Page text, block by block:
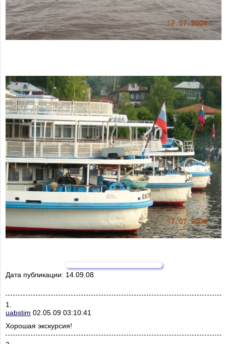
Дата публикации: 14.09.08
1.
uabstim 02.05.09 03:10:41
Хорошая экскурсия!